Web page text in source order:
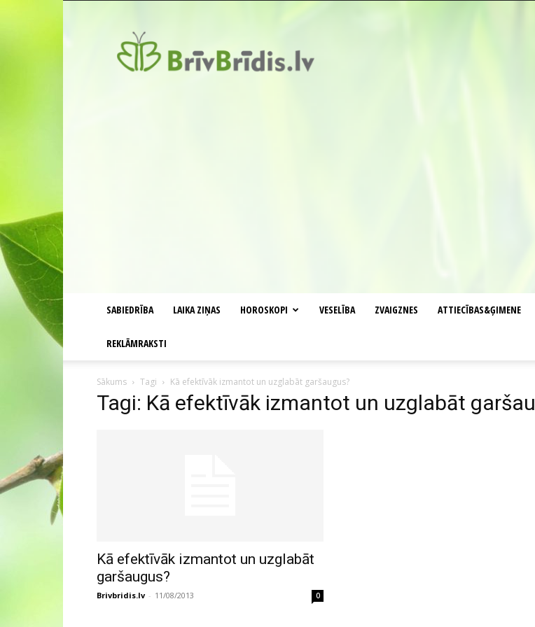
SABIEDRĪBA LAIKA ZIŅAS HOROSKOPI VESELĪBA ZVAIGZNES ATTIECĪBAS&ĢIMENE
REKLĀMRAKSTI
Sākums Tagi Kā efektīvāk izmantot un uzglabāt garšaugus?
Tagi: Kā efektīvāk izmantot un uzglabāt
Kā efektīvāk izmantot un uzglabāt
garšaugus?
Brivbridis.lv - 11/08/2013 0